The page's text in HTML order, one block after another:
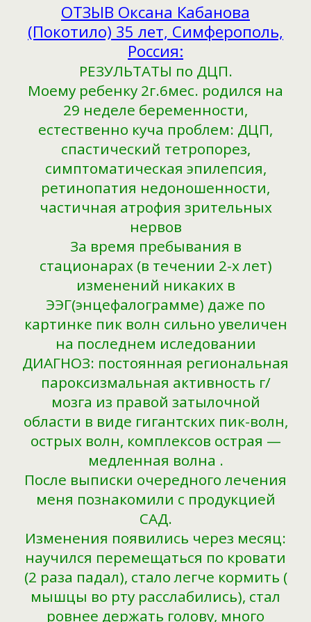
ОТЗЫВ Оксана Кабанова
(Покотило) 35 лет, Симферополь,
Россия:
РЕЗУЛЬТАТЫ по ДЦП.
Моему ребенку 2г.6мес. родился на
29 неделе беременности,
естественно куча проблем: ДЦП,
спастический тетропорез,
симптоматическая эпилепсия,
ретинопатия недоношенности,
частичная атрофия зрительных
нервов
За время пребывания в
стационарах (в течении 2-х лет)
изменений никаких в
ЭЭГ(энцефалограмме) даже по
картинке пик волн сильно увеличен
на последнем иследовании
ДИАГНОЗ: постоянная региональная
пароксизмальная активность г/
мозга из правой затылочной
области в виде гигантских пик-волн,
острых волн, комплексов острая —
медленная волна .
После выписки очередного лечения
меня познакомили с продукцией
САД.
Изменения появились через месяц:
научился перемещаться по кровати
(2 раза падал), стало легче кормить (
мышцы во рту расслабились), стал
ровнее держать голову, много